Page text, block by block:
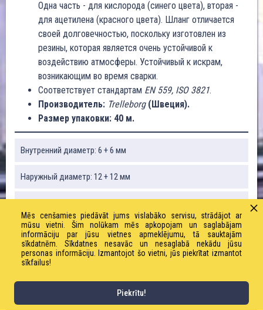
Одна часть - для кислорода (синего цвета), вторая -
для ацетилена (красного цвета). Шланг отличается
своей долговечностью, поскольку изготовлен из
резины, которая является очень устойчивой к
воздействию атмосферы. Устойчивый к искрам,
возникающим во время сварки.
Соответствует стандартам EN 559, ISO 3821.
Производитель: Trelleborg(Швеция).
Размер упаковки: 40 м.
Внутренний диаметр: 6 + 6 мм
Наружный диаметр: 12 + 12 мм
Вес: 250 г/м
Радиус изгиба: 55 мм
ЗАКАЗАТЬ ТОВАР!
Mēs cenšamies piedāvāt jums vislabāko servisu, strādājot ar
mūsu vietni. Šim nolūkam mēs apkopojam un saglabājam
informāciju par jūsu vietnes apmeklējumu, tā sauktajām
sīkdatnēm. Sīkdatnes nesavāc un nesaglabā nekādu jūsu
personas informāciju. Izmantojot šo vietni, jūs piekrītat izmantot
sīkfailus!
Piekrītu!